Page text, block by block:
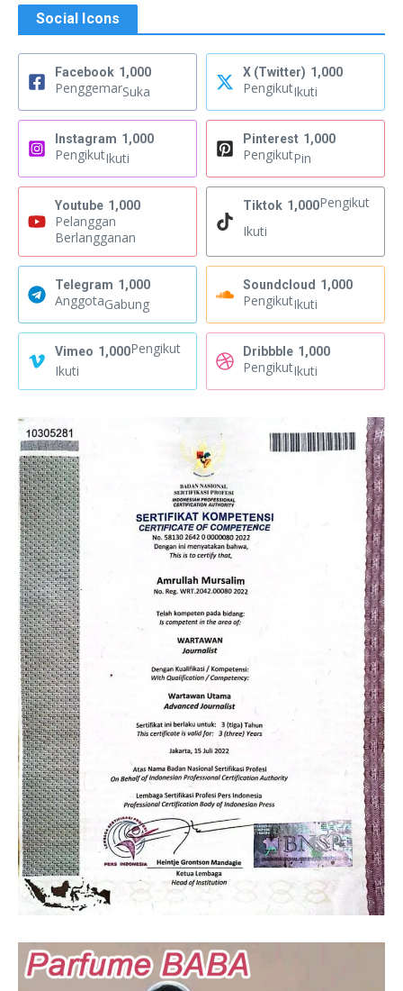
Social Icons
Facebook 1,000
PenggemarSuka
X (Twitter) 1,000
PengikutIkuti
Instagram 1,000
PengikutIkuti
Pinterest 1,000
PengikutPin
Youtube 1,000
Pelanggan
Berlangganan
Tiktok 1,000Pengikut
Ikuti
Telegram 1,000
AnggotaGabung
Soundcloud 1,000
PengikutIkuti
Vimeo 1,000Pengikut
Ikuti
Dribbble 1,000
PengikutIkuti